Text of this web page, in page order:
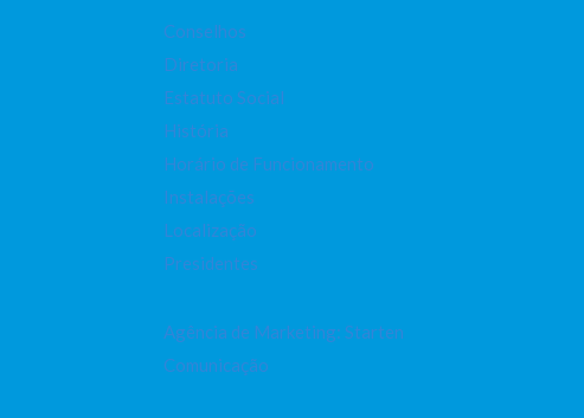
Conselhos
Diretoria
Estatuto Social
História
Horário de Funcionamento
Instalações
Localização
Presidentes
Agência de Marketing: Starten
Comunicação